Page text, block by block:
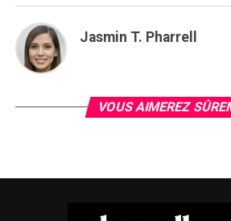
Jasmin T. Pharrell
VOUS AIMEREZ